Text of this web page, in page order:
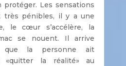
protéger. Les sensations
très pénibles, il y a une
le cœur s’accélère, la
se nouent. Il arrive
que la personne ait
«quitter la réalité» au